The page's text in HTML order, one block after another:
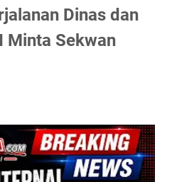
Dinas dan
Minta Sekwan